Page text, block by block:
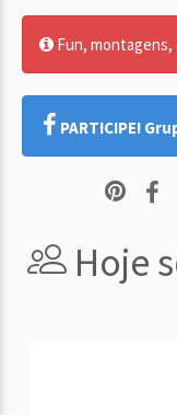
Fun, montagens,
PARTICIPE!
Hoje